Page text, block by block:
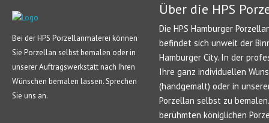
Bei der HPS Porzellanmalerei können
Sie Porzellan selbst bemalen oder in
unserer Auftragswerkstatt nach Ihren
Wünschen bemalen lassen. Sprechen
Sie uns an.
Über die HPS
Die HPS Hamburger
befindet sich unweit der
Hamburger City. In der
Ihre ganz individuellen
(handgemalt) oder in
Porzellan selbst zu
berühmten königlichen